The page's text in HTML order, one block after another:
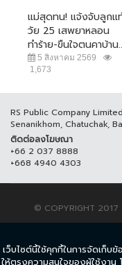
แม่สุดทน! แจ้งจับลูกแ
วัย 25 เสพยาหลอน
ทำร้าย-ขืนใจตนคาบ้าน
5 สิงหาคม 2569
1,673
RS Public Company
Senanikhom, Chatuchak,
ติดต่อลงโฆษณา
+66 2 037 8888
+668 4940 4303
© COPYRIGHT 2017
เว็บไซต์นี้ใช้คุกกี้ในการจัดเก็บ
ให้ตรงความสนใจของผู้ใช้งาน